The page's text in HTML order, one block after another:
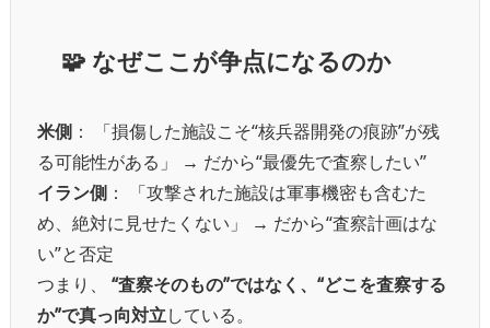
🧩 なぜここが争点になるのか
米側 ： 「損傷した施設こそ“核兵器開発の痕跡”が残
る可能性がある」 → だから“最優先で査察したい”
イラン側 ： 「攻撃された施設は軍事機密も含むた
め、絶対に見せたくない」 → だから“査察計画はな
い”と否定
つまり、 “査察そのもの”ではなく、“どこを査察する
か”で真っ向対立している。